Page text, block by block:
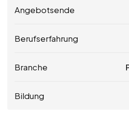
Angebotsende
Berufserfahrung
Branche
Bildung